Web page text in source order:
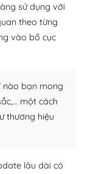
vào
thiết. Có
có thể thỏa
mục đích
sử dụng với
theo từng
vào bố cục
nào bạn mong
một cách
thương hiệu
lâu dài có